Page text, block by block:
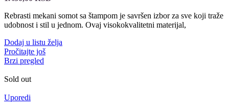
Rebrasti mekani somot sa štampom je savršen izbor za sve koji traže
udobnost i stil u jednom. Ovaj visokokvalitetni materijal,
Dodaj u listu želja
Pročitajte još
Brzi pregled
Sold out
Uporedi